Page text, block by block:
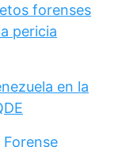
forenses
pericia
en la